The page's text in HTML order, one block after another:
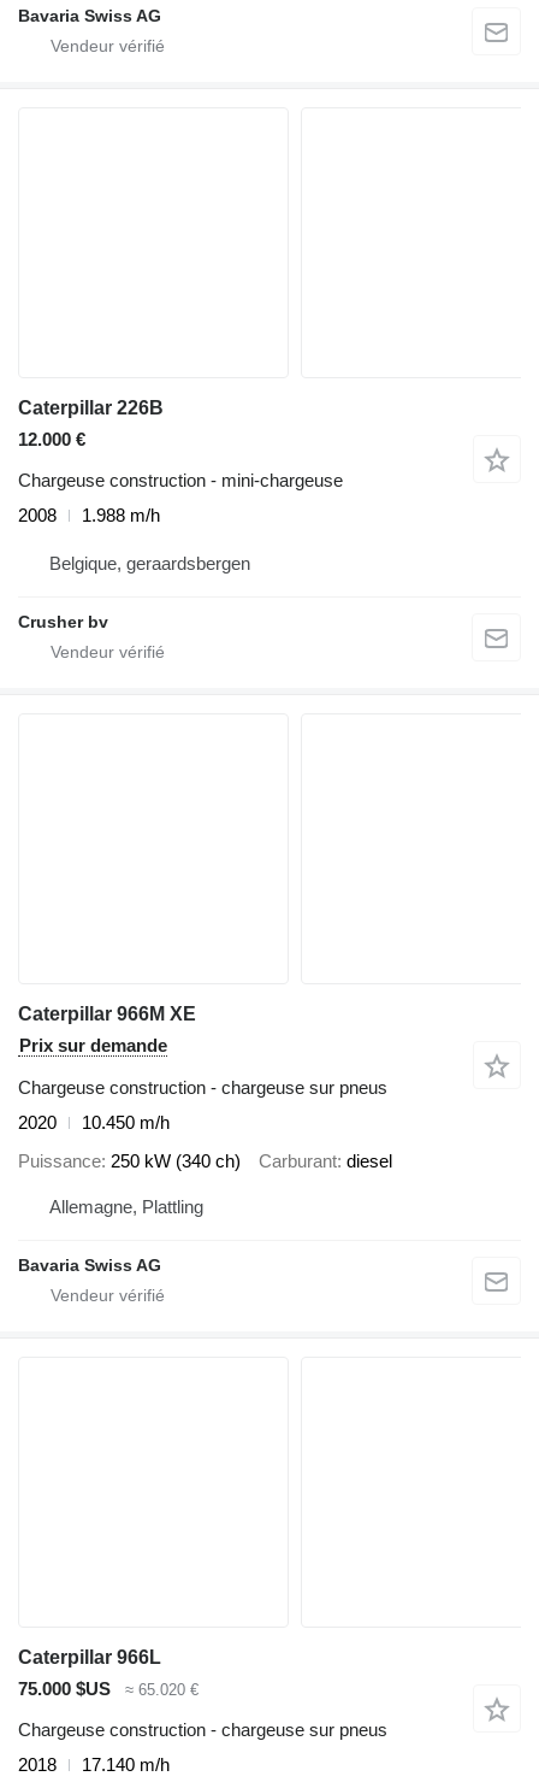
Bavaria Swiss AG
Caterpillar 226B
12.000 €
Chargeuse construction - mini-chargeuse
2008
1.988 m/h
Belgique, geraardsbergen
Crusher bv
Caterpillar 966M XE
Prix sur demande
Chargeuse construction - chargeuse sur pneus
2020
10.450 m/h
Puissance 250 kW (340 ch) Carburant diesel
Allemagne, Plattling
Bavaria Swiss AG
Caterpillar 966L
75.000 $US
≈ 65.020 €
Chargeuse construction - chargeuse sur pneus
2018
17.140 m/h